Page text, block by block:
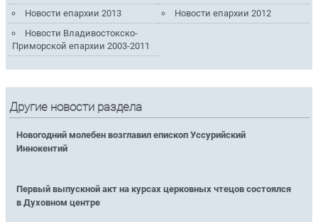
Новости епархии 2013
Новости епархии 2012
Новости Владивостокско-
Приморской епархии 2003-2011
Другие новости раздела
Новогодний молебен возглавил епископ Уссурийский
Иннокентий
Первый выпускной акт на курсах церковных чтецов состоялся
в Духовном центре